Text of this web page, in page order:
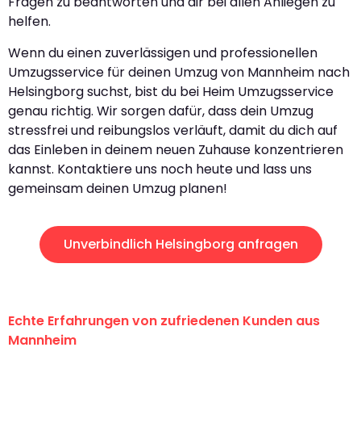
helfen.
Wenn du einen zuverlässigen und professionellen
Umzugsservice für deinen Umzug von Mannheim nach
Helsingborg suchst, bist du bei Heim Umzugsservice
genau richtig. Wir sorgen dafür, dass dein Umzug
stressfrei und reibungslos verläuft, damit du dich auf
das Einleben in deinem neuen Zuhause konzentrieren
kannst. Kontaktiere uns noch heute und lass uns
gemeinsam deinen Umzug planen!
Unverbindlich Helsingborg anfragen
Echte Erfahrungen von zufriedenen Kunden aus
Mannheim